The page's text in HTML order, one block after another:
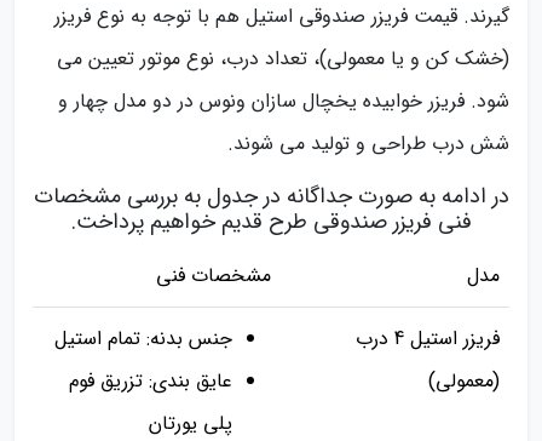
گیرند. قیمت فریزر صندوقی استیل هم با توجه به نوع فریزر
(خشک کن و یا معمولی)، تعداد درب، نوع موتور تعیین می
شود. فریزر خوابیده یخچال سازان ونوس در دو مدل چهار و
شش درب طراحی و تولید می شوند.
در ادامه به صورت جداگانه در جدول به بررسی مشخصات
فنی فریزر صندوقی طرح قدیم خواهیم پرداخت.
مدل مشخصات فنی
فریزر استیل 4 درب
(معمولی)
جنس بدنه: تمام استیل
عایق بندی: تزریق فوم
پلی یورتان